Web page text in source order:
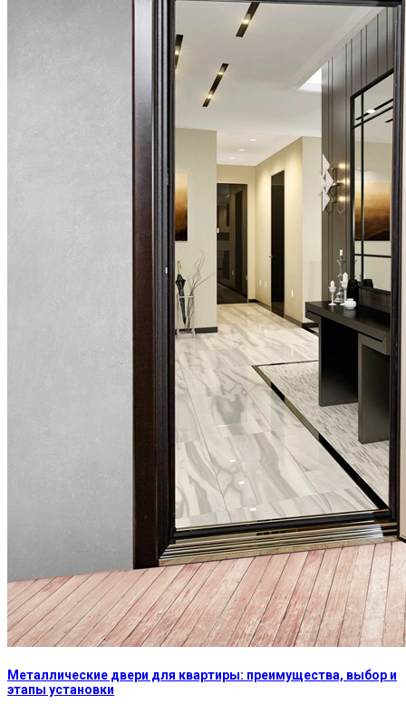
Металлические двери для квартиры: преимущества, выбор и
этапы установки